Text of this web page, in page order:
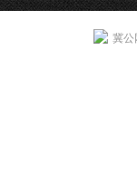
冀公